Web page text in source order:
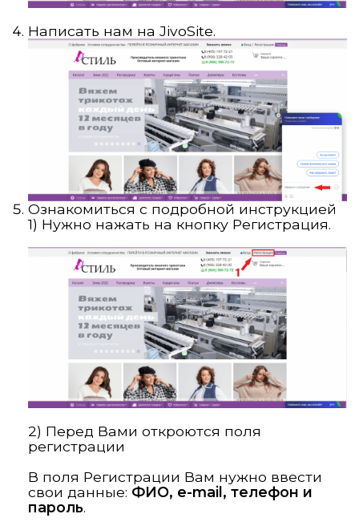
Написать нам на JivoSite.
Ознакомиться с подробной инструкцией
1) Нужно нажать на кнопку Регистрация.
2) Перед Вами откроются поля
регистрации
В поля Регистрации Вам нужно ввести
свои данные: ФИО, e-mail, телефон и
пароль.